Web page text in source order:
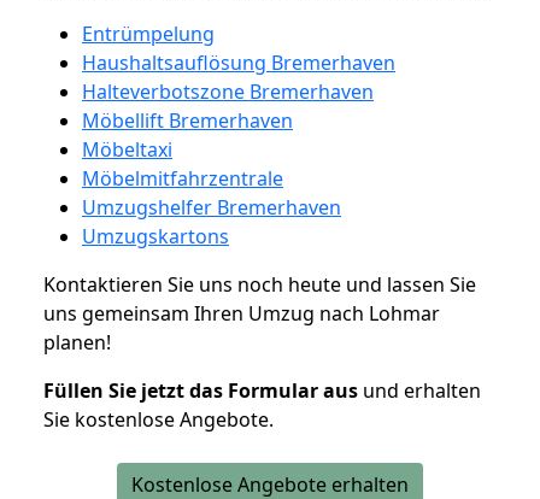
Entrümpelung
Haushaltsauflösung Bremerhaven
Halteverbotszone Bremerhaven
Möbellift Bremerhaven
Möbeltaxi
Möbelmitfahrzentrale
Umzugshelfer Bremerhaven
Umzugskartons
Kontaktieren Sie uns noch heute und lassen Sie
uns gemeinsam Ihren Umzug nach Lohmar
planen!
Füllen Sie jetzt das Formular aus und erhalten
Sie kostenlose Angebote.
Kostenlose Angebote erhalten